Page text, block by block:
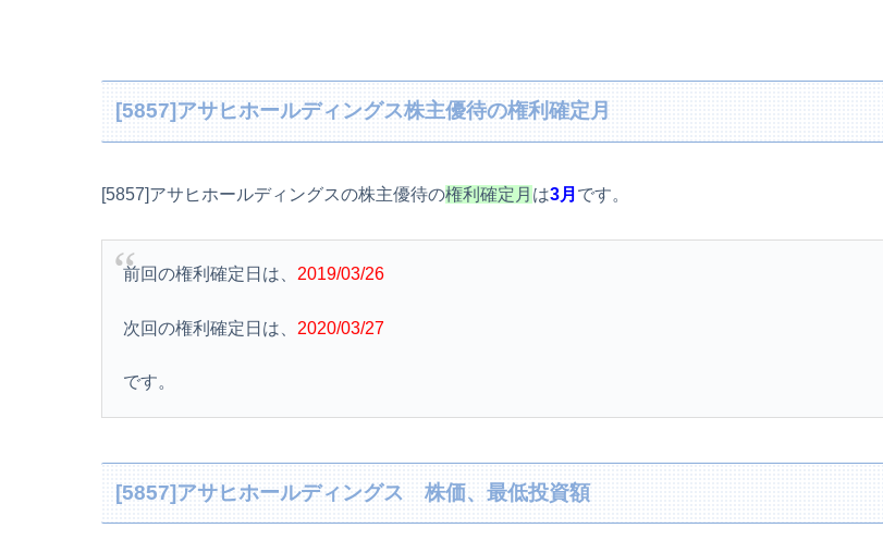
[5857]アサヒホールディングス株主優待の権利確定月
[5857]アサヒホールディングスの株主優待の権利確定月 は3月 です。
前回の権利確定日は、 2019/03/26
次回の権利確定日は、 2020/03/27
です。
[5857]アサヒホールディングス 株価、最低投資額